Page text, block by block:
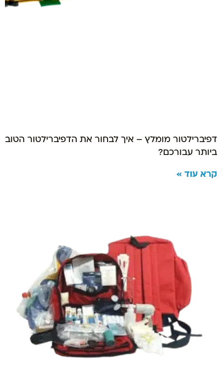
דפיברילטור מומלץ – איך לבחור את הדפיברילטור הטוב
ביותר עבורכם?
קרא עוד »